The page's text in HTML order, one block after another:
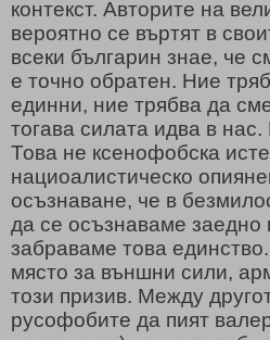
контекст. Авторите на
вероятно се въртят в
всеки българин знае, че
е точно обратен. Ние
единни, ние трябва да
тогава силата идва в
Това не ксенофобска
нациоалистическо
осъзнаване, че в
да се осъзнаваме заедно
забраваме това
място за външни сили,
този призив. Между
русофобите да пият